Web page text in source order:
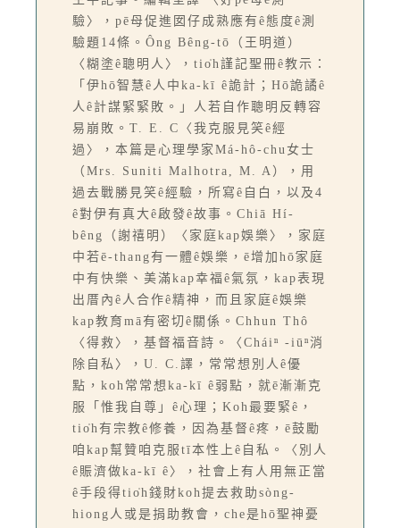
驗〉，pē母促進囡仔成熟應有ê態度ê測
驗題14條。Ông Bêng-tō（王明道）
〈糊塗ê聰明人〉，tio̍h謹記聖冊ê教示：
「伊hō͘智慧ê人中ka-kī ê詭計；Hō͘詭譎ê
人ê計謀緊緊敗。」人若自作聰明反轉容
易崩敗。T. E. C〈我克服見笑ê經
過〉，本篇是心理學家Má-hô-chu女士
（Mrs. Suniti Malhotra, M. A），用
過去戰勝見笑ê經驗，所寫ê自白，以及4
ê對伊有真大ê啟發ê故事。Chiā Hí-
bêng（謝禧明）〈家庭kap娛樂〉，家庭
中若ē-thang有一體ê娛樂，ē增加hō͘家庭
中有快樂、美滿kap幸福ê氣氛，kap表現
出厝內ê人合作ê精神，而且家庭ê娛樂
kap教育mā有密切ê關係。Chhun Thô
〈得救〉，基督福音詩。〈Cháiⁿ -iūⁿ消
除自私〉，U. C.譯，常常想別人ê優
點，koh常常想ka-kī ê弱點，就ē漸漸克
服「惟我自尊」ê心理；Koh最要緊ê，
tio̍h有宗教ê修養，因為基督ê疼，ē鼓勵
咱kap幫贊咱克服tī本性上ê自私。〈別人
ê賑濟做ka-kī ê〉，社會上有人用無正當
ê手段得tio̍h錢財koh提去救助sòng-
hiong人或是捐助教會，che是hō͘聖神憂